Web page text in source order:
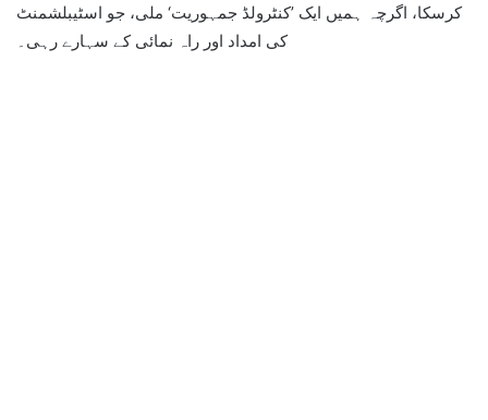
کرسکا، اگرچہ ہمیں ایک ’کنٹرولڈ جمہوریت‘ ملی، جو اسٹیبلشمنٹ
کی امداد اور راہ نمائی کے سہارے رہی۔